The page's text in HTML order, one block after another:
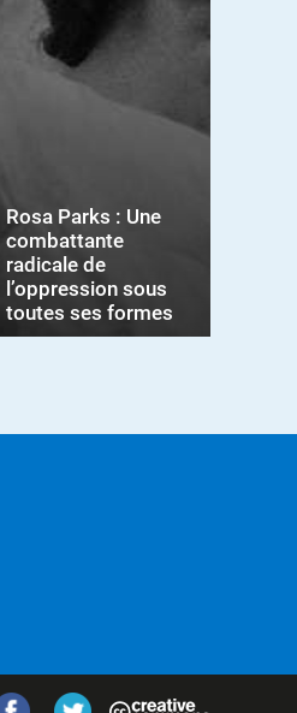
Rosa Parks : Une
combattante
radicale de
l’oppression sous
toutes ses formes